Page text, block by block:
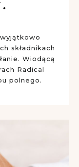
składnikach
Wiodącą
Radical
polnego.